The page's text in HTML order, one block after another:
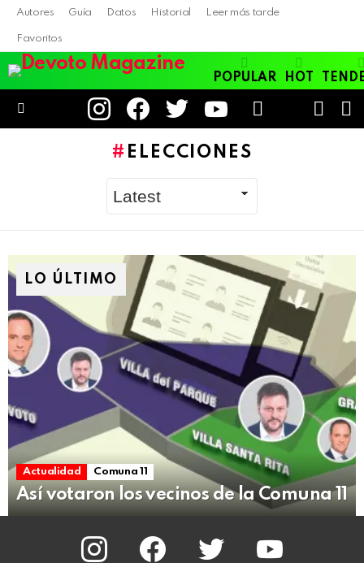
Autores Guía Datos Historial Leer más tarde
Favoritos
POPULAR HOT
instagramfacebooktwitter youtube
SKIN
ELECCIONES
LO ÚLTIMO
Actualidad Comuna 11
Así votaron los vecinos de la Comuna 11
instagram facebook twitter